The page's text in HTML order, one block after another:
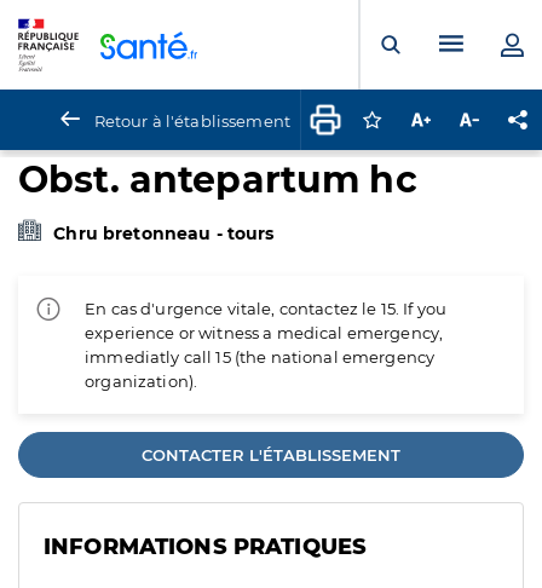
Ouvrir laMenu
Retour à l'établissement Connectez-vous
Augmenter la
Obst. antepartum hc
Chru bretonneau - tours
En cas d'urgence vitale, contactez le 15. If you
experience or witness a medical emergency,
immediatly call 15 (the national emergency
organization).
CONTACTER L'ÉTABLISSEMENT
INFORMATIONS PRATIQUES